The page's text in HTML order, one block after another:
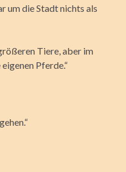
um die Stadt nichts als
Tiere, aber im
Pferde.“